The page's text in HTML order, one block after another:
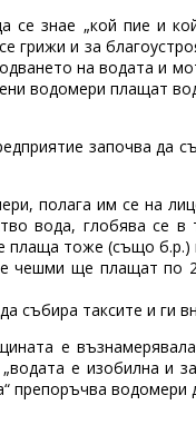
се знае „кой пие и
грижи и за
на водата и
водомери плащат
започва да
полага им се на
вода, глобява се
плаща тоже (също б.р.)
чешми ще плащат по
събира таксите и ги
е
е изобилна и
препоръчва